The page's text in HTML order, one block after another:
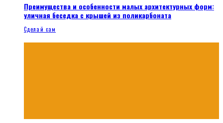
Преимущества и особенности малых архитектурных форм:
уличная беседка с крышей из поликарбоната
Сделай сам